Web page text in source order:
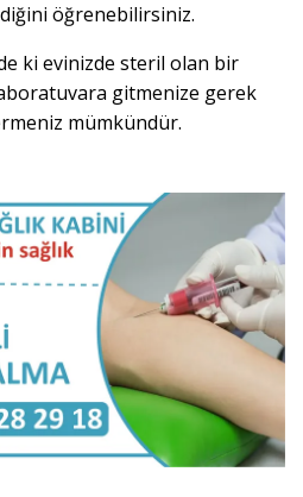
öğrenebilirsiniz.
ki evinizde steril olan bir
gitmenize gerek
mümkündür.